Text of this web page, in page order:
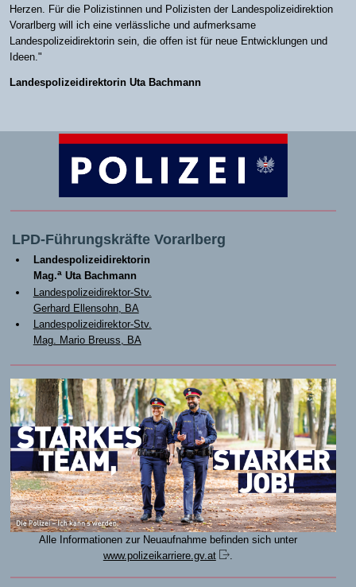
Herzen. Für die Polizistinnen und Polizisten der Landespolizeidirektion
Vorarlberg will ich eine verlässliche und aufmerksame
Landespolizeidirektorin sein, die offen ist für neue Entwicklungen und
Ideen."
Landespolizeidirektorin Uta Bachmann
LPD-Führungskräfte Vorarlberg
Landespolizeidirektorin
Mag.aUta Bachmann
Landespolizeidirektor-Stv.
Gerhard Ellensohn, BA
Landespolizeidirektor-Stv.
Mag. Mario Breuss, BA
Alle Informationen zur Neuaufnahme befinden sich unter
www.polizeikarriere.gv.at
.